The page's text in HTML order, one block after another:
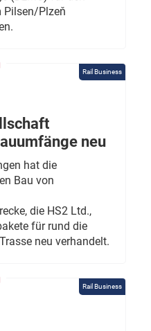
Pilsen/Plzeň
Rail Business
neu
hat die
Bau von
die HS2 Ltd.,
für rund die
neu verhandelt.
Rail Business